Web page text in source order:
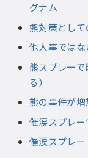
グナム
熊対策とし
他人事では
熊スプレー
る）
熊の事件が増
催涙スプレー
催涙スプレー